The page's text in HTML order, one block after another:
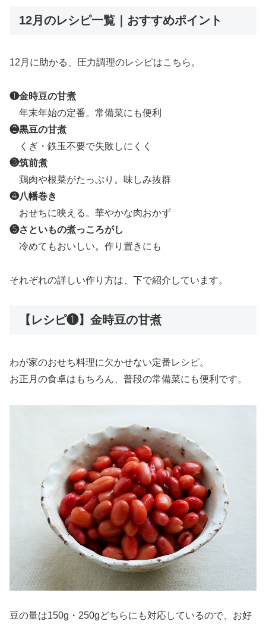
12月のレシピ一覧｜おすすめポイント
12月に助かる、圧力調理のレシピはこちら。
❶金時豆の甘煮
年末年始の定番。常備菜にも便利
❷黒豆の甘煮
くぎ・鉄玉不要で失敗しにくく
❸筑前煮
鶏肉や根菜がたっぷり。味しみ抜群
❹八幡巻き
おせちに映える。華やかな肉おかず
❺さといもの煮っころがし
冷めてもおいしい。作り置きにも
それぞれの詳しい作り方は、下で紹介しています。
【レシピ❶】金時豆の甘煮
わが家のおせち料理に欠かせない定番レシピ。
お正月の食卓はもちろん、普段の常備菜にも便利です。
豆の量は150g・250gどちらにも対応しているので、お好